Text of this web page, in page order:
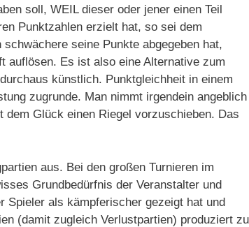
soll, WEIL dieser oder jener einen Teil
Punktzahlen erzielt hat, so sei dem
seine Punkte abgegeben hat,
auflösen. Es ist also eine Alternative zum
künstlich. Punktgleichheit in einem
zugrunde. Man nimmt irgendein angeblich
Glück einen Riegel vorzuschieben. Das
aus. Bei den großen Turnieren im
Grundbedürfnis der Veranstalter und
Spieler als kämpferischer gezeigt hat und
(damit zugleich Verlustpartien) produziert zu